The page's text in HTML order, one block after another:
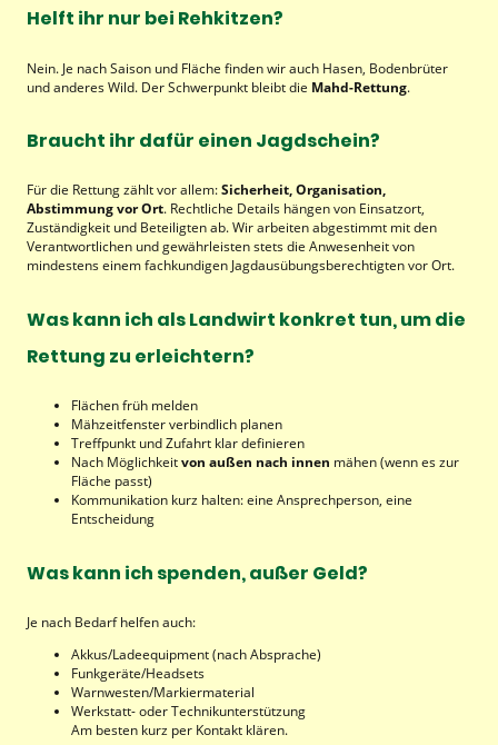
Helft ihr nur bei Rehkitzen?
Nein. Je nach Saison und Fläche finden wir auch Hasen, Bodenbrüter
und anderes Wild. Der Schwerpunkt bleibt die Mahd-Rettung.
Braucht ihr dafür einen Jagdschein?
Für die Rettung zählt vor allem:Sicherheit, Organisation,
Abstimmung vor Ort. Rechtliche Details hängen von Einsatzort,
Zuständigkeit und Beteiligten ab. Wir arbeiten abgestimmt mit den
Verantwortlichen und gewährleisten stets die Anwesenheit von
mindestens einem fachkundigen Jagdausübungsberechtigten vor Ort.
Was kann ich als Landwirt konkret tun, um die
Rettung zu erleichtern?
Flächen früh melden
Mähzeitfenster verbindlich planen
Treffpunkt und Zufahrt klar definieren
Nach Möglichkeitvon außen nach innen mähen (wenn es zur
Fläche passt)
Kommunikation kurz halten: eine Ansprechperson, eine
Entscheidung
Was kann ich spenden, außer Geld?
Je nach Bedarf helfen auch:
Akkus/Ladeequipment (nach Absprache)
Funkgeräte/Headsets
Warnwesten/Markiermaterial
Werkstatt- oder Technikunterstützung
Am besten kurz per Kontakt klären.